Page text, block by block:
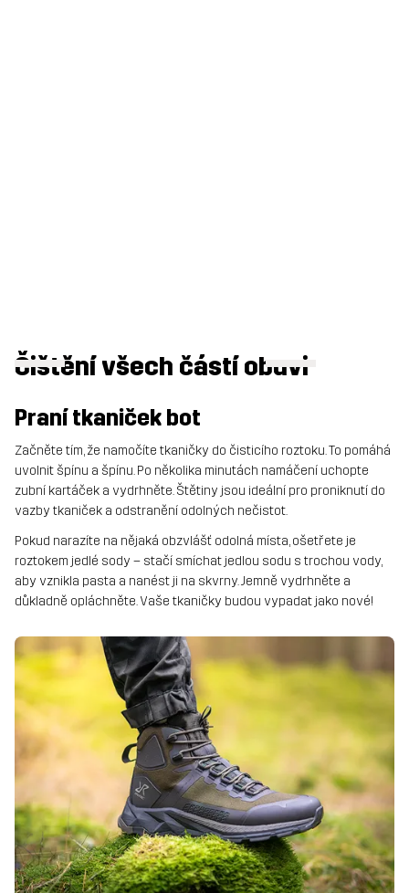
Čištění všech částí obuvi
Praní tkaniček bot
Začněte tím, že namočíte tkaničky do čisticího roztoku. To pomáhá
uvolnit špínu a špínu. Po několika minutách namáčení uchopte
zubní kartáček a vydrhněte. Štětiny jsou ideální pro proniknutí do
vazby tkaniček a odstranění odolných nečistot.
Pokud narazíte na nějaká obzvlášť odolná místa, ošetřete je
roztokem jedlé sody – stačí smíchat jedlou sodu s trochou vody,
aby vznikla pasta a nanést ji na skvrny. Jemně vydrhněte a
důkladně opláchněte. Vaše tkaničky budou vypadat jako nové!